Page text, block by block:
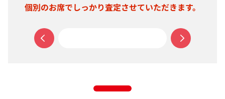
個別のお席でしっかり査定させていただきます。